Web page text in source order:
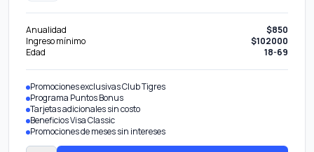
Anualidad
$850
Ingreso mínimo
$102000
Edad
18-69
Promociones exclusivas Club Tigres
Programa Puntos Bonus
Tarjetas adicionales sin costo
Beneficios Visa Classic
Promociones de meses sin intereses